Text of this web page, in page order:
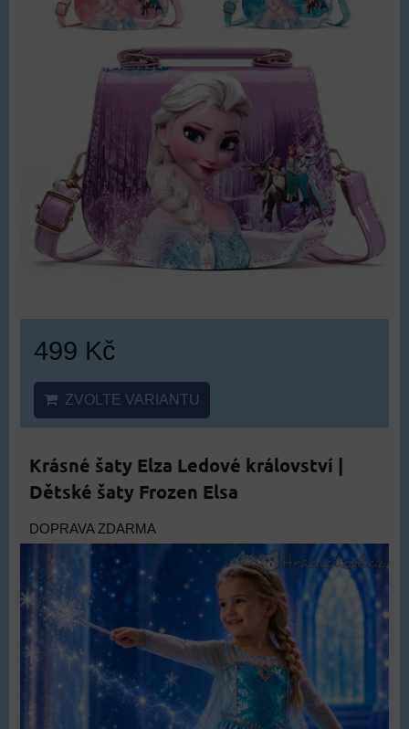
499 Kč
ZVOLTE VARIANTU
Krásné šaty Elza Ledové království |
Dětské šaty Frozen Elsa
DOPRAVA ZDARMA